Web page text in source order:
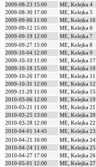
2009-08-23 15:00
ME, Kolejka 4
2009-08-30 17:00
ME, Kolejka 5
2009-09-06 11:00
ME, Kolejka 16
2009-09-12 15:00
ME, Kolejka 6
2009-09-19 12:00
ME, Kolejka 7
2009-09-27 15:00
ME, Kolejka 8
2009-10-04 12:00
ME, Kolejka 9
2009-10-10 11:00
ME, Kolejka 17
2009-10-18 15:00
ME, Kolejka 10
2009-10-26 17:00
ME, Kolejka 11
2009-10-31 12:00
ME, Kolejka 12
2009-11-29 11:00
ME, Kolejka 15
2010-03-06 12:00
ME, Kolejka 19
2010-03-21 11:00
ME, Kolejka 21
2010-03-25 13:00
ME, Kolejka 20
2010-03-28 12:00
ME, Kolejka 22
2010-04-01 14:45
ME, Kolejka 23
2010-04-21 16:00
ME, Kolejka 24
2010-04-24 11:00
ME, Kolejka 25
2010-04-27 17:00
ME, Kolejka 26
2010-05-01 12:00
ME, Kolejka 27